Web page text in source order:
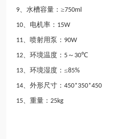
9 、水槽容量：≥750ml
10 、电机率： 15W
11 、喷射用泵： 90W
12 、环境温度： 5 ～ 30℃
13 、环境湿度：≤85%
14 、外形尺寸：450*350*450
15 、重量： 25kg